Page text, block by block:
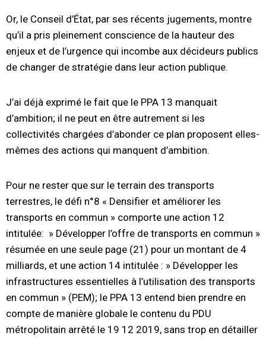
Or, le Conseil d’État, par ses récents jugements, montre
qu’il a pris pleinement conscience de la hauteur des
enjeux et de l’urgence qui incombe aux décideurs publics
de changer de stratégie dans leur action publique.
J’ai déjà exprimé le fait que le PPA 13 manquait
d’ambition; il ne peut en être autrement si les
collectivités chargées d’abonder ce plan proposent elles-
mêmes des actions qui manquent d’ambition.
Pour ne rester que sur le terrain des transports
terrestres, le défi n°8 « Densifier et améliorer les
transports en commun » comporte une action 12
intitulée: » Développer l’offre de transports en commun »
résumée en une seule page (21) pour un montant de 4
milliards, et une action 14 intitulée : » Développer les
infrastructures essentielles à l’utilisation des transports
en commun » (PEM); le PPA 13 entend bien prendre en
compte de manière globale le contenu du PDU
métropolitain arrêté le 19 12 2019, sans trop en détailler